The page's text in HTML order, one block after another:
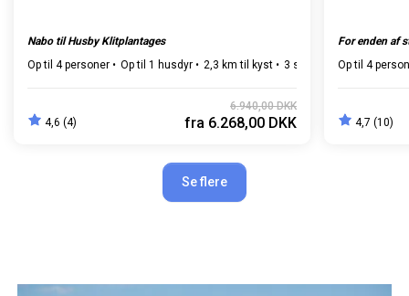
Nabo til Husby Klitplantages
Op til 4 personer
Op til 1 husdyr 2,3 km til kyst 3 soverum Gratis Wi-Fi
4,6 (4)
6.940,00 DKK
fra 6.268,00 DKK
For enden af
Op til 4
4,7 (10)
Se flere